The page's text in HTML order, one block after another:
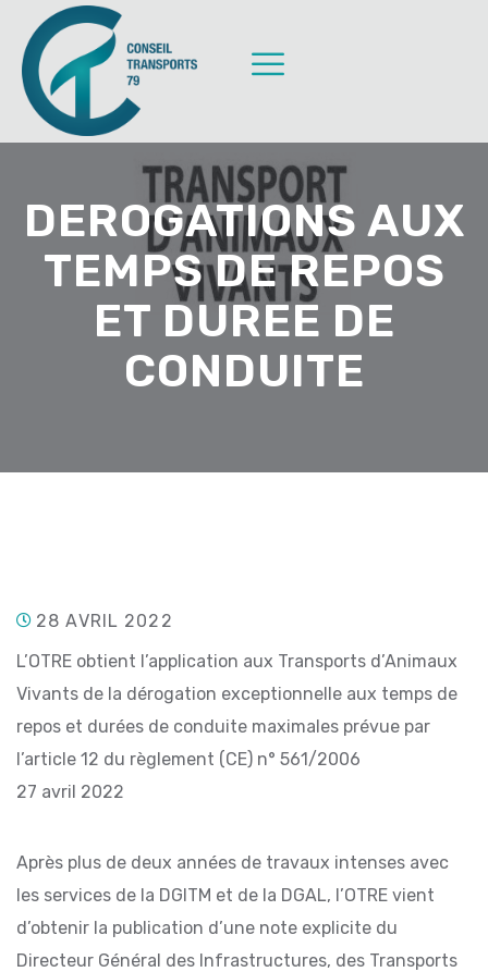
DEROGATIONS AUX
TEMPS DE REPOS
ET DUREE DE
CONDUITE
28 AVRIL 2022
L’OTRE obtient l’application aux Transports d’Animaux
Vivants de la dérogation exceptionnelle aux temps de
repos et durées de conduite maximales prévue par
l’article 12 du règlement (CE) n° 561/2006
27 avril 2022
Après plus de deux années de travaux intenses avec
les services de la DGITM et de la DGAL, l’OTRE vient
d’obtenir la publication d’une note explicite du
Directeur Général des Infrastructures, des Transports